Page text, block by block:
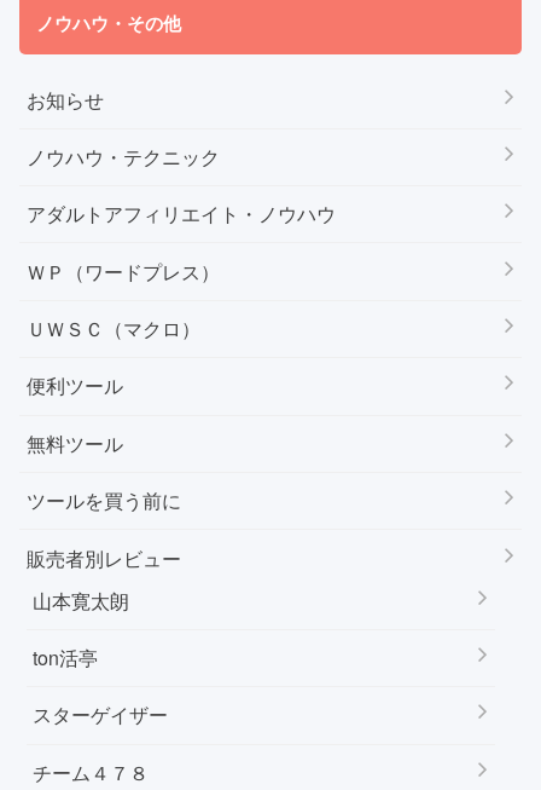
ノウハウ・その他
お知らせ
ノウハウ・テクニック
アダルトアフィリエイト・ノウハウ
ＷＰ（ワードプレス）
ＵＷＳＣ（マクロ）
便利ツール
無料ツール
ツールを買う前に
販売者別レビュー
山本寛太朗
ton活亭
スターゲイザー
チーム４７８